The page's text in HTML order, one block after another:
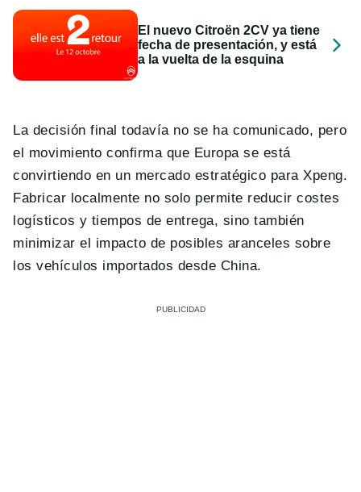
El nuevo Citroën 2CV ya tiene
fecha de presentación, y está
a la vuelta de la esquina
La decisión final todavía no se ha comunicado, pero
el movimiento confirma que Europa se está
convirtiendo en un mercado estratégico para Xpeng.
Fabricar localmente no solo permite reducir costes
logísticos y tiempos de entrega, sino también
minimizar el impacto de posibles aranceles sobre
los vehículos importados desde China.